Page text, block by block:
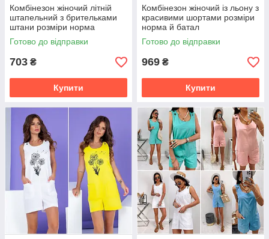
Комбінезон жіночий літній
штапельний з брительками
штани розміри норма
Готово до відправки
703 ₴
Купити
Комбінезон жіночий із льону з
красивими шортами розміри
норма й батал
Готово до відправки
969 ₴
Купити